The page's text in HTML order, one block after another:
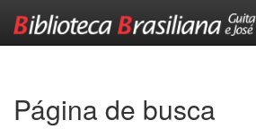
Página de busca